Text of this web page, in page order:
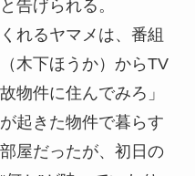
告げられる。
れるヤマメは、番組
木下ほうか）からTV
物件に住んでみろ」
起きた物件で暮らす
屋だったが、初日の